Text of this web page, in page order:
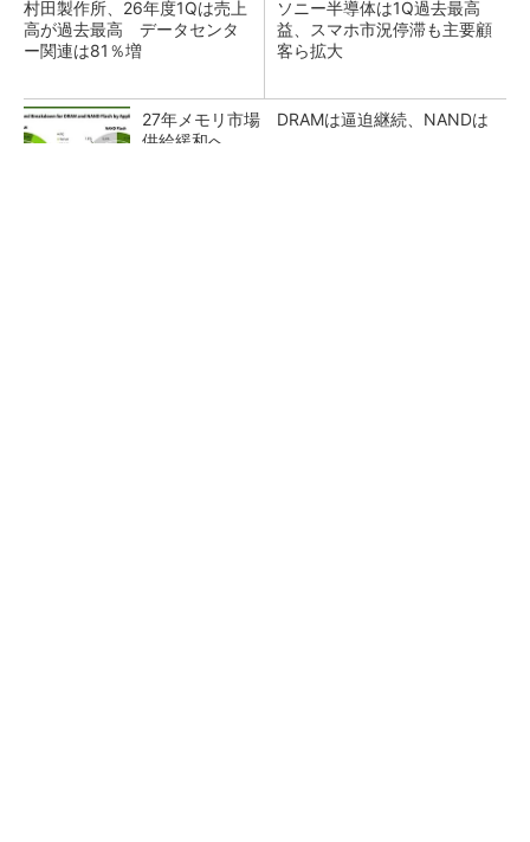
村田製作所、26年度1Qは売上
高が過去最高 データセンタ
ー関連は81％増
ソニー半導体は1Q過去最高
益、スマホ市況停滞も主要顧
客ら拡大
27年メモリ市場 DRAMは逼迫継続、NANDは
供給緩和へ